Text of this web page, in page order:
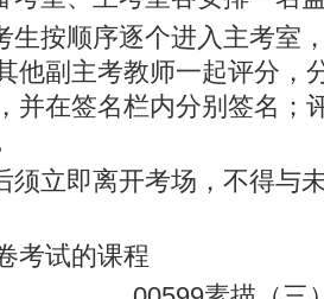
生按顺序逐个进入主考室
他副主考教师一起评分，
并在签名栏内分别签名；
须立即离开考场，不得与
考试的课程